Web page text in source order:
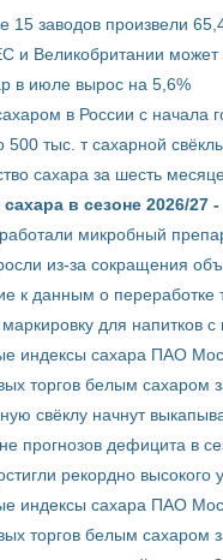
15 заводов произвели
и Великобритании
в июле вырос на 5,6%
в России с начала
тыс. т сахарной
сахара за шесть
в сезоне 2026/
микробный
из-за сокращения
к данным о переработке
для напитков
индексы сахара ПАО
торгов белым сахаром
свёклу начнут
прогнозов дефицита в
рекордно высокого
индексы сахара ПАО
торгов белым сахаром